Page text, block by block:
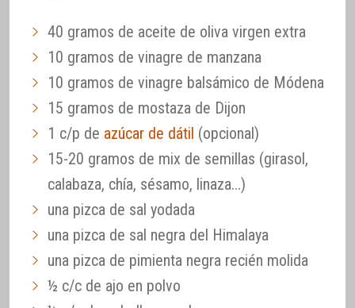
40 gramos de aceite de oliva virgen extra
10 gramos de vinagre de manzana
10 gramos de vinagre balsámico de Módena
15 gramos de mostaza de Dijon
1 c/p de azúcar de dátil (opcional)
15-20 gramos de mix de semillas (girasol,
calabaza, chía, sésamo, linaza...)
una pizca de sal yodada
una pizca de sal negra del Himalaya
una pizca de pimienta negra recién molida
½ c/c de ajo en polvo